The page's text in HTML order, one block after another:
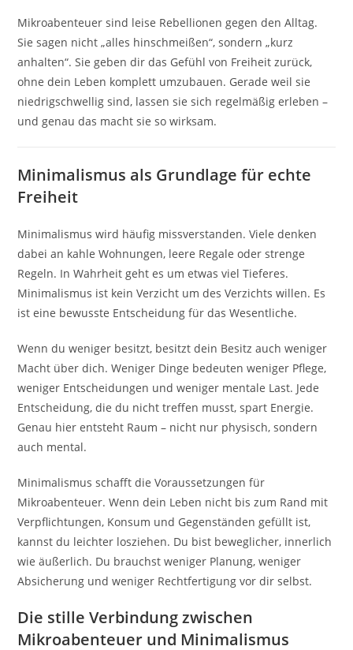
Mikroabenteuer sind leise Rebellionen gegen den Alltag.
Sie sagen nicht „alles hinschmeißen“, sondern „kurz
anhalten“. Sie geben dir das Gefühl von Freiheit zurück,
ohne dein Leben komplett umzubauen. Gerade weil sie
niedrigschwellig sind, lassen sie sich regelmäßig erleben –
und genau das macht sie so wirksam.
Minimalismus als Grundlage für echte
Freiheit
Minimalismus wird häufig missverstanden. Viele denken
dabei an kahle Wohnungen, leere Regale oder strenge
Regeln. In Wahrheit geht es um etwas viel Tieferes.
Minimalismus ist kein Verzicht um des Verzichts willen. Es
ist eine bewusste Entscheidung für das Wesentliche.
Wenn du weniger besitzt, besitzt dein Besitz auch weniger
Macht über dich. Weniger Dinge bedeuten weniger Pflege,
weniger Entscheidungen und weniger mentale Last. Jede
Entscheidung, die du nicht treffen musst, spart Energie.
Genau hier entsteht Raum – nicht nur physisch, sondern
auch mental.
Minimalismus schafft die Voraussetzungen für
Mikroabenteuer. Wenn dein Leben nicht bis zum Rand mit
Verpflichtungen, Konsum und Gegenständen gefüllt ist,
kannst du leichter losziehen. Du bist beweglicher, innerlich
wie äußerlich. Du brauchst weniger Planung, weniger
Absicherung und weniger Rechtfertigung vor dir selbst.
Die stille Verbindung zwischen
Mikroabenteuer und Minimalismus